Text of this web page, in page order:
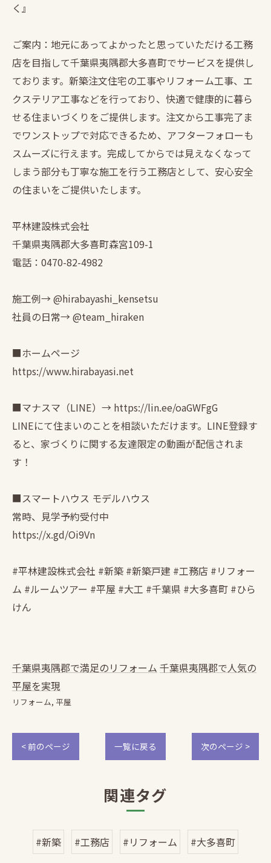
く』
ご案内：地元にあってよかったと思っていただける工務
店を目指して千葉県夷隅郡大多喜町でサービスを提供し
ております。新築注文住宅の工事やリフォーム工事、エ
クステリア工事などを行っており、快適で健康的に暮ら
せる住まいづくりをご提供します。注文から工事完了ま
でワンストップで対応できるため、アフターフォローも
スムーズに行えます。完成してからでは見えなくなって
しまう部分も丁寧な施工を行う工務店として、安心安全
の住まいをご提供いたします。
平林建設株式会社
千葉県夷隅郡大多喜町森宮109-1
電話：0470-82-4982
施工例→ @hirabayashi_kensetsu
社員の日常→ @team_hiraken
■ホームページ
https://www.hirabayasi.net
■マナスマ（LINE）→ https://lin.ee/oaGWFgG
LINEにて住まいのことを相談いただけます。LINE登録す
ると、家づくりに関する友達限定の動画が配信されま
す！
■スマートハウス モデルハウス
常時、見学予約受付中
https://x.gd/Oi9Vn
#平林建設株式会社 #新築 #新築戸建 #工務店 #リフォー
ム #ルームツアー #平屋 #大工 #千葉県 #大多喜町 #ひら
けん
千葉県夷隅郡で満足のリフォーム 千葉県夷隅郡で人気の
平屋を実現
リフォーム 平屋
< 前のページ 一覧に戻る 次のページ >
関連タグ
#新築 #工務店 #リフォーム #大多喜町